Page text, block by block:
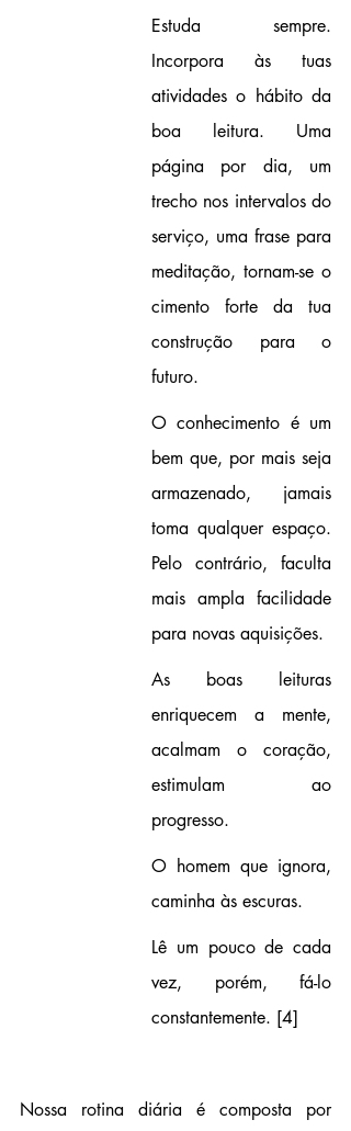
Estuda sempre.
Incorpora às tuas
atividades o hábito da
boa leitura.
Uma
página por dia, um
trecho nos intervalos do
serviço, uma frase para
meditação, tornam-se o
cimento forte da tua
construção para o
futuro.
O conhecimento é um
bem que, por mais seja
armazenado, jamais
toma qualquer espaço.
Pelo contrário, faculta
mais ampla facilidade
para novas aquisições.
As boas leituras
enriquecem a mente,
acalmam o coração,
estimulam ao
progresso.
O homem que ignora,
caminha às escuras.
Lê um pouco de cada
vez, porém, fá-lo
constantemente. [4]
Nossa rotina diária é composta por